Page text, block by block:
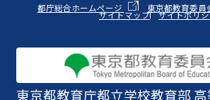
東京都教育庁都立学校教育部
都庁総合ホームページ 東京都教育委員
サイトマップ サイトポリ